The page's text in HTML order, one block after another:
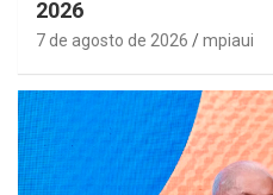
2026
7 de agosto de 2026 mpiaui